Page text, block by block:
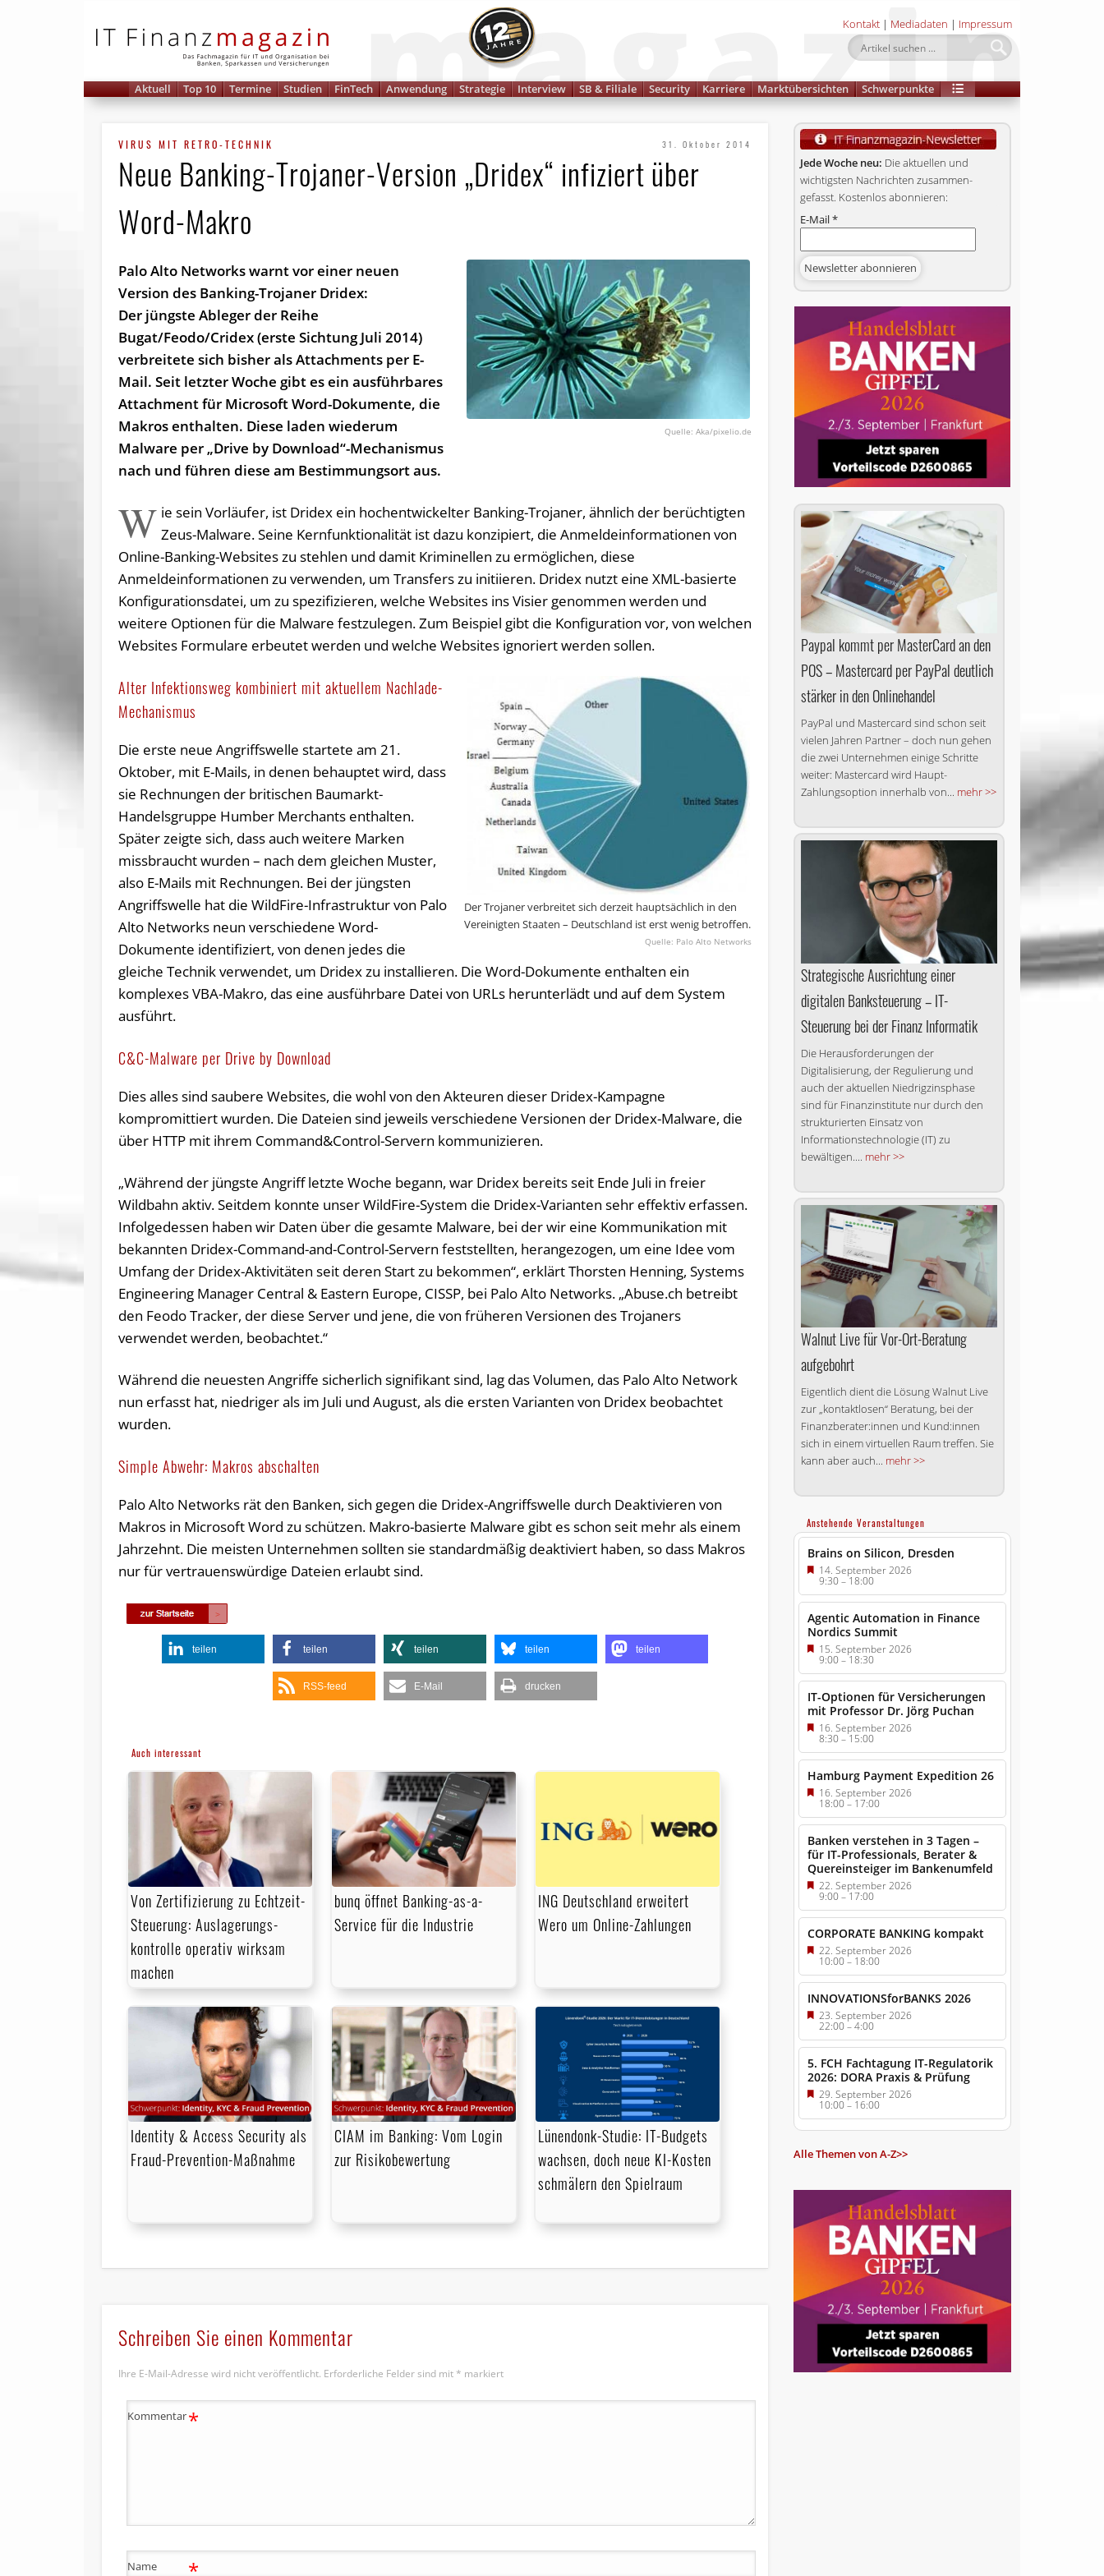
Kontakt | Mediadaten | Impressum
Aktuell Top 10 Termine Studien FinTech Anwendung Strategie Interview SB & Filiale Security Karriere Marktübersichten Schwerpunkte
VIRUS MIT RETRO-TECHNIK 31. Oktober 2014
Neue Banking-Trojaner-Version „Dridex“ infiziert über
Word-Makro
Aka/pixelio.de
Palo Alto Networks warnt vor einer neuen
Version des Banking-Trojaner Dridex:
Der jüngste Ableger der Reihe
Bugat/Feodo/Cridex (erste Sichtung Juli 2014)
verbreitete sich bisher als Attachments per E-
Mail. Seit letzter Woche gibt es ein ausführbares
Attachment für Microsoft Word-Dokumente, die
Makros enthalten. Diese laden wiederum
Malware per „Drive by Download“-Mechanismus
nach und führen diese am Bestimmungsort aus.
W ie sein Vorläufer, ist Dridex ein hochentwickelter Banking-Trojaner, ähnlich der berüchtigten
Zeus-Malware. Seine Kernfunktionalität ist dazu konzipiert, die Anmeldeinformationen von
Online-Banking-Websites zu stehlen und damit Kriminellen zu ermöglichen, diese
Anmeldeinformationen zu verwenden, um Transfers zu initiieren. Dridex nutzt eine XML-basierte
Konfigurationsdatei, um zu spezifizieren, welche Websites ins Visier genommen werden und
weitere Optionen für die Malware festzulegen. Zum Beispiel gibt die Konfiguration vor, von welchen
Websites Formulare erbeutet werden und welche Websites ignoriert werden sollen.
Der Trojaner verbreitet sich derzeit hauptsächlich in den
Vereinigten Staaten – Deutschland ist erst wenig betroffen.
Palo Alto Networks
Alter Infektionsweg kombiniert mit aktuellem Nachlade-
Mechanismus
Die erste neue Angriffswelle startete am 21.
Oktober, mit E-Mails, in denen behauptet wird, dass
sie Rechnungen der britischen Baumarkt-
Handelsgruppe Humber Merchants enthalten.
Später zeigte sich, dass auch weitere Marken
missbraucht wurden – nach dem gleichen Muster,
also E-Mails mit Rechnungen. Bei der jüngsten
Angriffswelle hat die WildFire-Infrastruktur von Palo
Alto Networks neun verschiedene Word-
Dokumente identifiziert, von denen jedes die
gleiche Technik verwendet, um Dridex zu installieren. Die Word-Dokumente enthalten ein
komplexes VBA-Makro, das eine ausführbare Datei von URLs herunterlädt und auf dem System
ausführt.
C&C-Malware per Drive by Download
Dies alles sind saubere Websites, die wohl von den Akteuren dieser Dridex-Kampagne
kompromittiert wurden. Die Dateien sind jeweils verschiedene Versionen der Dridex-Malware, die
über HTTP mit ihrem Command&Control-Servern kommunizieren.
„Während der jüngste Angriff letzte Woche begann, war Dridex bereits seit Ende Juli in freier
Wildbahn aktiv. Seitdem konnte unser WildFire-System die Dridex-Varianten sehr effektiv erfassen.
Infolgedessen haben wir Daten über die gesamte Malware, bei der wir eine Kommunikation mit
bekannten Dridex-Command-and-Control-Servern feststellten, herangezogen, um eine Idee vom
Umfang der Dridex-Aktivitäten seit deren Start zu bekommen“, erklärt Thorsten Henning, Systems
Engineering Manager Central & Eastern Europe, CISSP, bei Palo Alto Networks. „Abuse.ch betreibt
den Feodo Tracker, der diese Server und jene, die von früheren Versionen des Trojaners
verwendet werden, beobachtet.“
Während die neuesten Angriffe sicherlich signifikant sind, lag das Volumen, das Palo Alto Network
nun erfasst hat, niedriger als im Juli und August, als die ersten Varianten von Dridex beobachtet
wurden.
Simple Abwehr: Makros abschalten
Palo Alto Networks rät den Banken, sich gegen die Dridex-Angriffswelle durch Deaktivieren von
Makros in Microsoft Word zu schützen. Makro-basierte Malware gibt es schon seit mehr als einem
Jahrzehnt. Die meisten Unternehmen sollten sie standardmäßig deaktiviert haben, so dass Makros
nur für vertrauenswürdige Dateien erlaubt sind.
teilen teilen teilen teilen teilen
RSS-feed E-Mail drucken
Auch interessant
Von Zertifizierung zu Echtzeit-
Steuerung: Auslagerungs­
kontrolle operativ wirksam
machen
bunq öffnet Banking-as-a-
Service für die Industrie
ING Deutschland erweitert
Wero um Online-Zahlungen
Identity & Access Security als
Fraud-Prevention-Maßnahme
CIAM im Banking: Vom Login
zur Risikobewertung
Lünendonk-Studie: IT-Budgets
wachsen, doch neue KI-Kosten
schmälern den Spielraum
Schreiben Sie einen Kommentar
Ihre E-Mail-Adresse wird nicht veröffentlicht. Erforderliche Felder sind mit * markiert
Kommentar*
Name *
Jede Woche neu: Die aktuellen und
wichtigsten Nachrichten zusammen­
gefasst. Kostenlos abonnieren:
E-Mail*
Paypal kommt per MasterCard an den
POS – Mastercard per PayPal deutlich
stärker in den Onlinehandel
PayPal und Mastercard sind schon seit
vielen Jahren Partner – doch nun gehen
die zwei Unternehmen einige Schritte
weiter: Mastercard wird Haupt-
Zahlungsoption innerhalb von... mehr >>
Strategische Ausrichtung einer
digitalen Banksteuerung – IT-
Steuerung bei der Finanz Informatik
Die Herausforderungen der
Digitalisierung, der Regulierung und
auch der aktuellen Niedrig­zins­phase
sind für Finanzinstitute nur durch den
strukturierten Einsatz von
Informationstechnologie (IT) zu
bewältigen.... mehr >>
Walnut Live für Vor-Ort-Beratung
aufgebohrt
Eigentlich dient die Lösung Walnut Live
zur „kontaktlosen“ Beratung, bei der
Finanzberater:innen und Kund:innen
sich in einem virtuellen Raum treffen. Sie
kann aber auch... mehr >>
Anstehende Veranstaltungen
Brains on Silicon, Dresden
14. September 2026
9:30–18:00
Agentic Automation in Finance
Nordics Summit
15. September 2026
9:00–18:30
IT-Optionen für Versicherungen
mit Professor Dr. Jörg Puchan
16. September 2026
8:30–15:00
Hamburg Payment Expedition 26
16. September 2026
18:00– 17:00
Banken verstehen in 3 Tagen –
für IT-Professionals, Berater &
Quereinsteiger im Bankenumfeld
22. September 2026
9:00–17:00
CORPORATE BANKING kompakt
22. September 2026
10:00– 18:00
INNOVATIONSforBANKS 2026
23. September 2026
22:00–4:00
5. FCH Fachtagung IT-Regulatorik
2026: DORA Praxis & Prüfung
29. September 2026
10:00– 16:00
Alle Themen von A-Z>>